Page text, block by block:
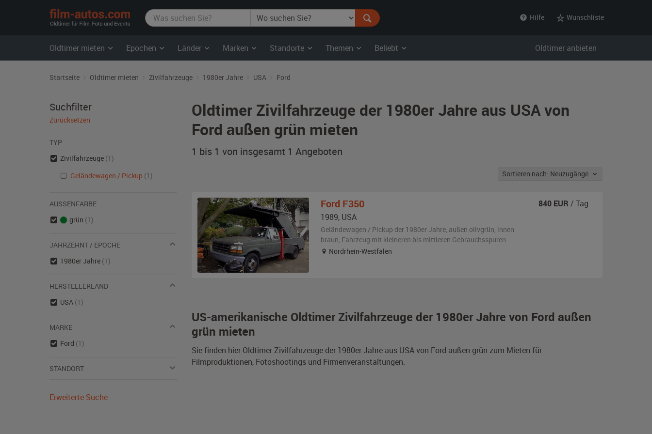
film-
autos.com
Hilfe Wunschliste
Oldtimer mieten Epochen Länder Marken Standorte Themen Beliebt Oldtimer anbieten
Startseite Oldtimer mieten Zivilfahrzeuge 1980er Jahre USA Ford
Oldtimer Zivilfahrzeuge der 1980er Jahre aus USA von
Ford außen grün mieten
1 bis 1 von insgesamt 1 Angeboten
Sortieren nach: Neuzugänge
US-amerikanische Oldtimer Zivilfahrzeuge der 1980er Jahre von Ford außen
grün mieten
Sie finden hier Oldtimer Zivilfahrzeuge der 1980er Jahre aus USA von Ford außen grün zum Mieten für
Filmproduktionen, Fotoshootings und Firmenveranstaltungen.
Ford F350
1989, USA
Geländewagen / Pickup der 1980er Jahre, außen olivgrün, innen
braun, Fahrzeug mit kleineren bis mittleren Gebrauchsspuren
Nordrhein-Westfalen
840 EUR / Tag
Suchfilter
Zurücksetzen
TYP
Zivilfahrzeuge (1)
Geländewagen / Pickup (1)
AUSSENFARBE
grün (1)
JAHRZEHNT / EPOCHE
1980er Jahre (1)
HERSTELLERLAND
USA (1)
MARKE
Ford (1)
STANDORT
Erweiterte Suche